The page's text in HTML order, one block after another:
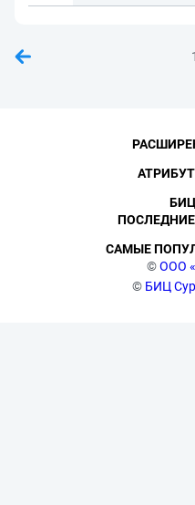
1
©ООО
© БИЦ
САМЫЕ